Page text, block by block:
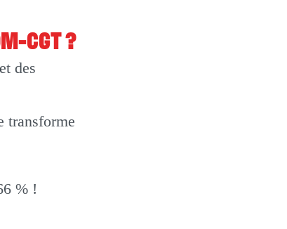
CGT ?
des
transforme
% !